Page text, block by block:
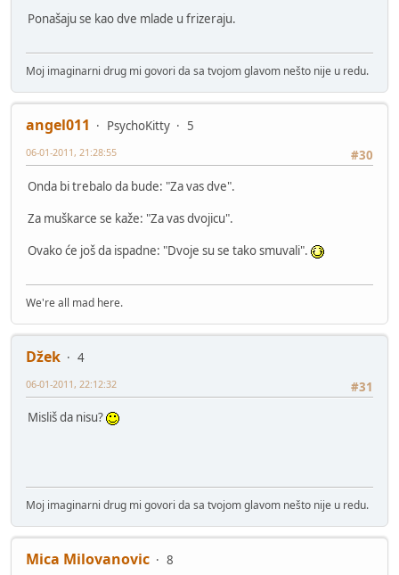
Ponašaju se kao dve mlade u frizeraju.
Moj imaginarni drug mi govori da sa tvojom glavom nešto nije u redu.
angel011 PsychoKitty
5
#30
06-01-2011, 21:28:55
Onda bi trebalo da bude: "Za vas dve".
Za muškarce se kaže: "Za vas dvojicu".
Ovako će još da ispadne: "Dvoje su se tako smuvali".
We're all mad here.
Džek
4
#31
06-01-2011, 22:12:32
Misliš da nisu?
Moj imaginarni drug mi govori da sa tvojom glavom nešto nije u redu.
Mica Milovanovic 8